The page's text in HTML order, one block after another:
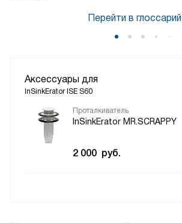
Перейти в глоссарий
Аксессуары для
InSinkErator ISE S60
Проталкиватель
InSinkErator MR.SCRAPPY
2 000 руб.